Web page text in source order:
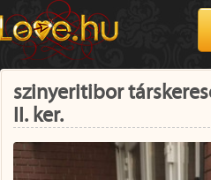
szinyeritibor
II. ker.